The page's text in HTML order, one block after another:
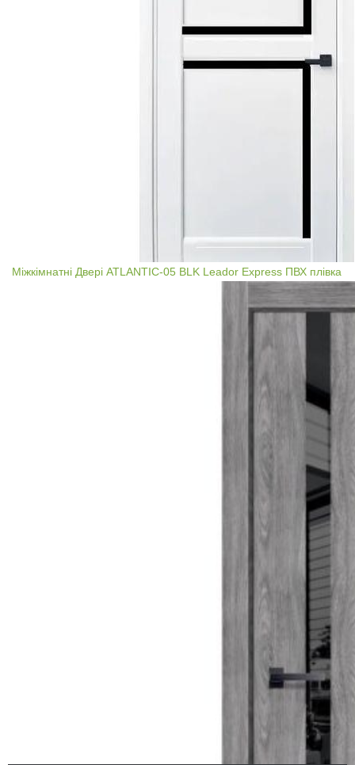
Міжкімнатні Двері ATLANTIC-05 BLK Leador Express ПВХ плівка